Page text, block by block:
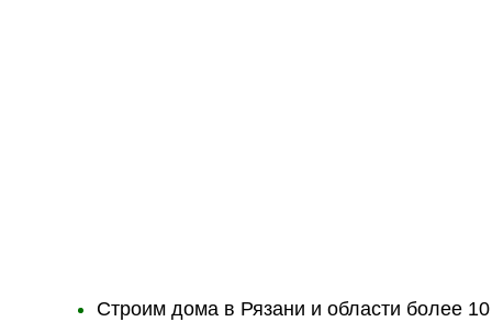
Строим дома в Рязани и области более 10